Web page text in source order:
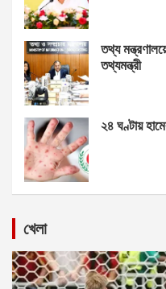
তথ্য
তথ্যমন্ত্রী
২৪ ঘণ্টায়
খেলা